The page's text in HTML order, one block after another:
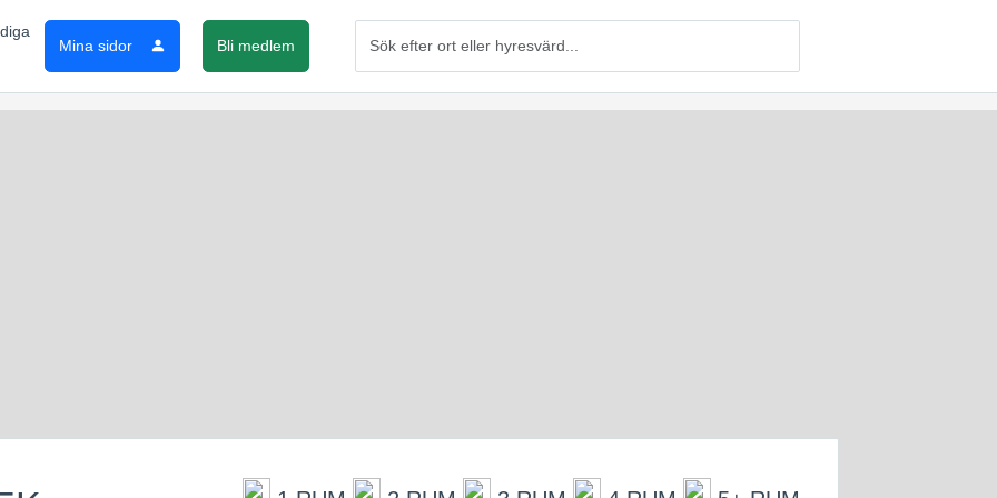
Mina sidor Bli medlem